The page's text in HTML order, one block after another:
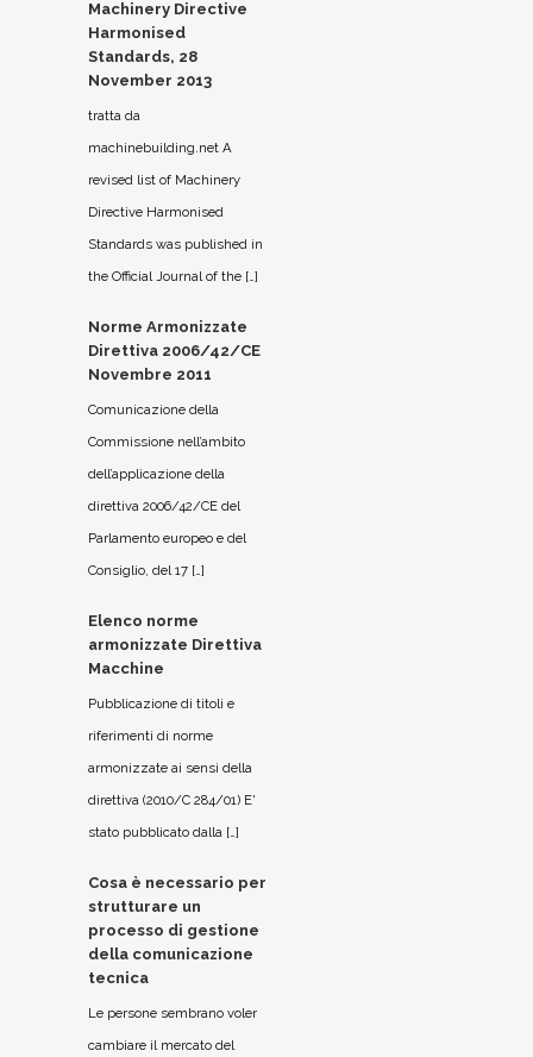
Machinery Directive
Harmonised
Standards, 28
November 2013
tratta da
machinebuilding.net A
revised list of Machinery
Directive Harmonised
Standards was published in
the Official Journal of the […]
Norme Armonizzate
Direttiva 2006/42/CE
Novembre 2011
Comunicazione della
Commissione nell’ambito
dell’applicazione della
direttiva 2006/42/CE del
Parlamento europeo e del
Consiglio, del 17 […]
Elenco norme
armonizzate Direttiva
Macchine
Pubblicazione di titoli e
riferimenti di norme
armonizzate ai sensi della
direttiva (2010/C 284/01) E'
stato pubblicato dalla […]
Cosa è necessario per
strutturare un
processo di gestione
della comunicazione
tecnica
Le persone sembrano voler
cambiare il mercato del